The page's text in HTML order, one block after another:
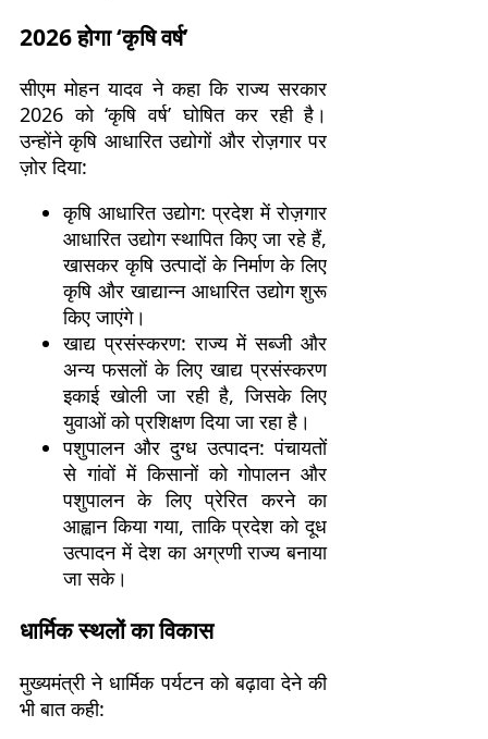
2026 होगा ‘कृषि वर्ष’
सीएम मोहन यादव ने कहा कि राज्य सरकार
2026 को ‘कृषि वर्ष’ घोषित कर रही है।
उन्होंने कृषि आधारित उद्योगों और रोज़गार पर
ज़ोर दिया:
कृषि आधारित उद्योग: प्रदेश में रोज़गार
आधारित उद्योग स्थापित किए जा रहे हैं,
खासकर कृषि उत्पादों के निर्माण के लिए
कृषि और खाद्यान्न आधारित उद्योग शुरू
किए जाएंगे।
खाद्य प्रसंस्करण: राज्य में सब्जी और
अन्य फसलों के लिए खाद्य प्रसंस्करण
इकाई खोली जा रही है, जिसके लिए
युवाओं को प्रशिक्षण दिया जा रहा है।
पशुपालन और दुग्ध उत्पादन: पंचायतों
से गांवों में किसानों को गोपालन और
पशुपालन के लिए प्रेरित करने का
आह्वान किया गया, ताकि प्रदेश को दूध
उत्पादन में देश का अग्रणी राज्य बनाया
जा सके।
धार्मिक स्थलों का विकास
मुख्यमंत्री ने धार्मिक पर्यटन को बढ़ावा देने की
भी बात कही: